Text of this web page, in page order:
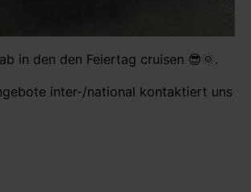
in den den Feiertag cruisen 😎🌞.
inter-/national kontaktiert uns